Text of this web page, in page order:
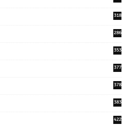
318
286
353
377
378
383
422